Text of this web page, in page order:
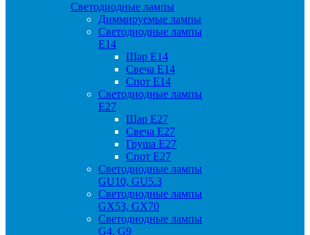
Светодиодные лампы
Диммируемые лампы
Светодиодные лампы
Е14
Шар Е14
Свеча Е14
Спот Е14
Светодиодные лампы
Е27
Шар Е27
Свеча Е27
Груша Е27
Спот Е27
Светодиодные лампы
GU10, GU5.3
Светодиодные лампы
GX53, GX70
Светодиодные лампы
G4, G9